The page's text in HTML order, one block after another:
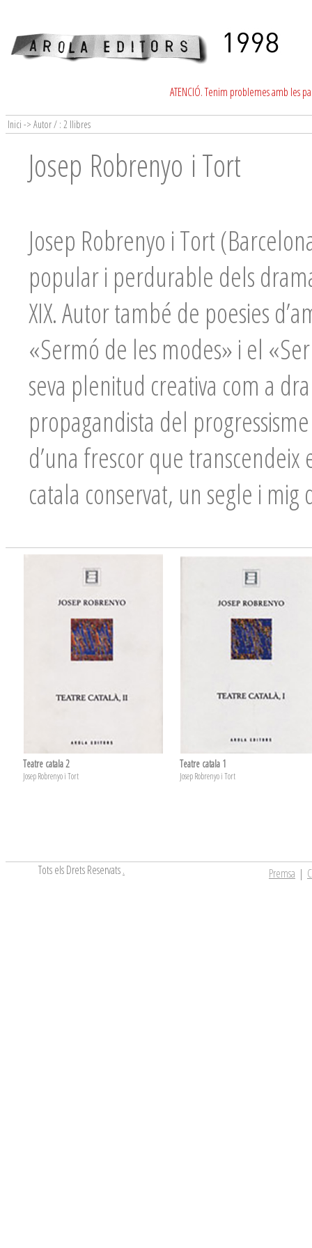
ATENCIÓ. Tenim problemes amb les
Inici -> Autor / : 2 llibres
Josep Robrenyo i Tort
Josep Robrenyo i Tort
popular i perdurable dels
XIX. Autor també de poesies
«Sermó de les modes» i el
seva plenitud creativa com a
propagandista del
d’una frescor que
catala conservat, un segle i
Teatre catala 2
Josep Robrenyo i Tort
Teatre catala 1
Josep Robrenyo i Tort
Tots els Drets Reservats. Premsa |